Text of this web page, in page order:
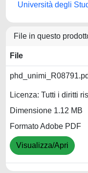
Università degli
File in questo
File
Licenza: Tutti i diritti
Dimensione 1.12 MB
Formato Adobe PDF
Visualizza/Apri